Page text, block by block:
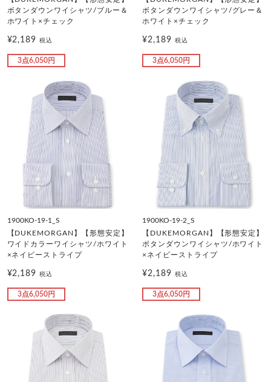
ボタンダウンワイシャツ/ブルー＆
ホワイト×チェック
¥2,189税込
3点6,050円
ボタンダウンワイシャツ/グレー＆
ホワイト×チェック
¥2,189 税込
3点6,050円
1900KO-19-1_S
【DUKEMORGAN】【形態安定】
ワイドカラーワイシャツ/ホワイト
×ネイビーストライプ
¥2,189税込
3点6,050円
1900KO-19-2_S
【DUKEMORGAN】【形態安定】
ボタンダウンワイシャツ/ホワイト
×ネイビーストライプ
¥2,189 税込
3点6,050円